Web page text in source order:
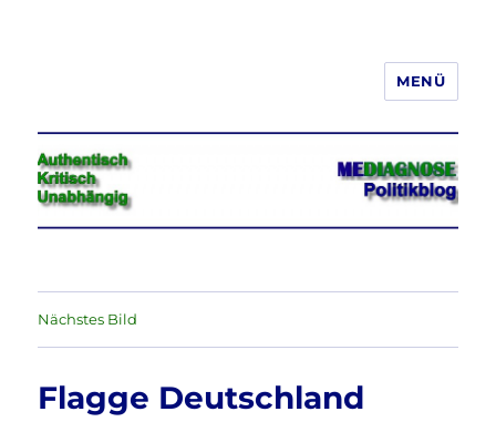
Jeder hat das Recht, seine
Meinung in Wort, Schrift und Bild
frei zu äußern und zu verbreiten
MENÜ
Nächstes Bild
Flagge Deutschland